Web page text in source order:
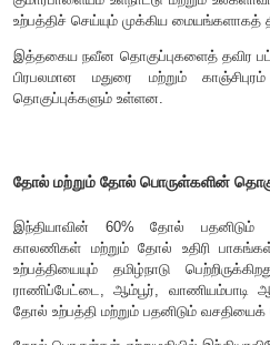
நெசவுத் தொழிற்சாலை
தொகுப்புகளுக்கு புகழ்பெற்ற
ஏற்றுமதியில் கிட்டத்தட்ட80%
பிற்பகுதியிலிருந்து
வாய்ப்பை உருவாக்கியுள்ளது.
உற்பத்தியாளராகத்